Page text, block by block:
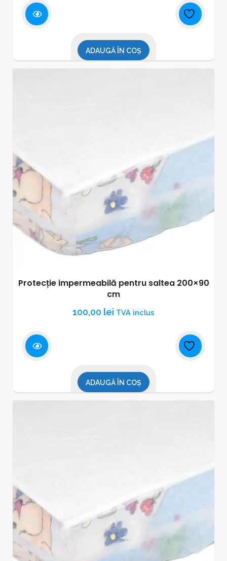
ADAUGĂ ÎN COȘ
Protecție impermeabilă pentru saltea 200×90
cm
100,00 lei TVA inclus
ADAUGĂ ÎN COȘ